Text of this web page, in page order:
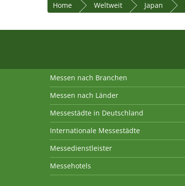
Home Weltweit Japan
Messen nach Branchen
Messen nach Länder
Messestädte in Deutschland
Internationale Messestädte
Messedienstleister
Messehotels